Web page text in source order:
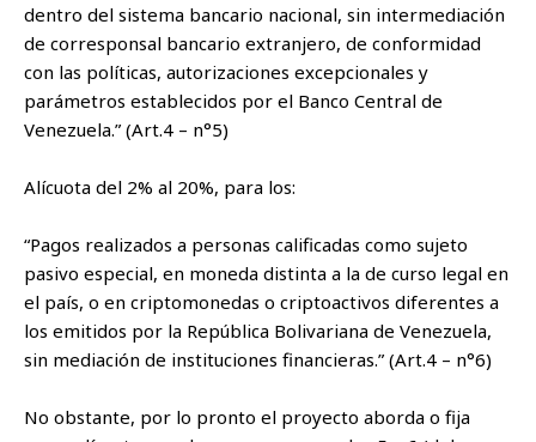
dentro del sistema bancario nacional, sin intermediación
de corresponsal bancario extranjero, de conformidad
con las políticas, autorizaciones excepcionales y
parámetros establecidos por el Banco Central de
Venezuela.” (Art.4 – n°5)
Alícuota del 2% al 20%, para los:
“Pagos realizados a personas calificadas como sujeto
pasivo especial, en moneda distinta a la de curso legal en
el país, o en criptomonedas o criptoactivos diferentes a
los emitidos por la República Bolivariana de Venezuela,
sin mediación de instituciones financieras.” (Art.4 – n°6)
No obstante, por lo pronto el proyecto aborda o fija